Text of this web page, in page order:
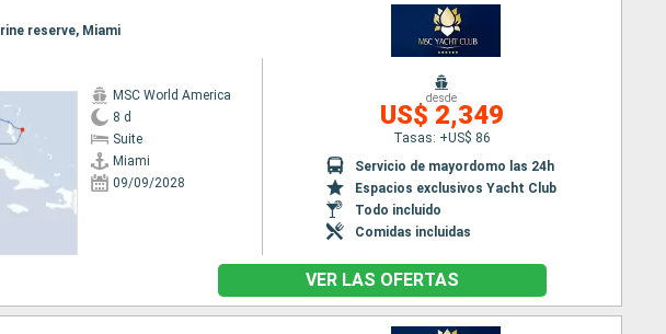
reserve, Miami
MSC World America
8 d
Suite
Miami
09/09/2028
desde
US$ 2,349
Tasas: +US$ 86
Servicio de mayordomo las 24h
Espacios exclusivos Yacht Club
Todo incluido
Comidas incluidas
VER LAS OFERTAS